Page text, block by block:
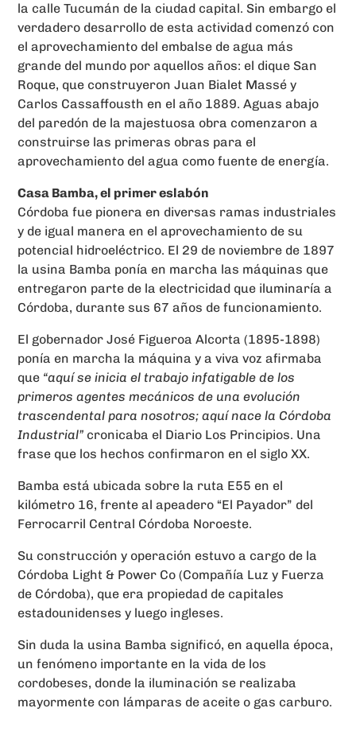
la calle Tucumán de la ciudad capital. Sin embargo el
verdadero desarrollo de esta actividad comenzó con
el aprovechamiento del embalse de agua más
grande del mundo por aquellos años: el dique San
Roque, que construyeron Juan Bialet Massé y
Carlos Cassaffousth en el año 1889. Aguas abajo
del paredón de la majestuosa obra comenzaron a
construirse las primeras obras para el
aprovechamiento del agua como fuente de energía.
Casa Bamba, el primer eslabón
Córdoba fue pionera en diversas ramas industriales
y de igual manera en el aprovechamiento de su
potencial hidroeléctrico. El 29 de noviembre de 1897
la usina Bamba ponía en marcha las máquinas que
entregaron parte de la electricidad que iluminaría a
Córdoba, durante sus 67 años de funcionamiento.
El gobernador José Figueroa Alcorta (1895-1898)
ponía en marcha la máquina y a viva voz afirmaba
que “aquí se inicia el trabajo infatigable de los
primeros agentes mecánicos de una evolución
trascendental para nosotros; aquí nace la Córdoba
Industrial” cronicaba el Diario Los Principios. Una
frase que los hechos confirmaron en el siglo XX.
Bamba está ubicada sobre la ruta E55 en el
kilómetro 16, frente al apeadero “El Payador” del
Ferrocarril Central Córdoba Noroeste.
Su construcción y operación estuvo a cargo de la
Córdoba Light & Power Co (Compañía Luz y Fuerza
de Córdoba), que era propiedad de capitales
estadounidenses y luego ingleses.
Sin duda la usina Bamba significó, en aquella época,
un fenómeno importante en la vida de los
cordobeses, donde la iluminación se realizaba
mayormente con lámparas de aceite o gas carburo.